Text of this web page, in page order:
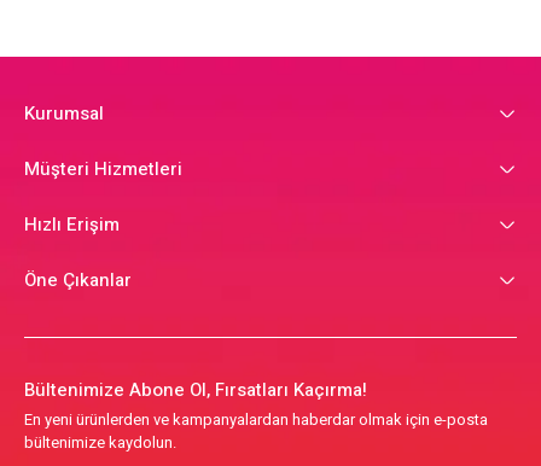
Kurumsal
Müşteri Hizmetleri
Hızlı Erişim
Öne Çıkanlar
Bültenimize Abone Ol, Fırsatları Kaçırma!
En yeni ürünlerden ve kampanyalardan haberdar olmak için e-posta
bültenimize kaydolun.